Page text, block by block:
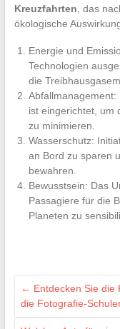
Kreuzfahrten , das
ökologische
Energie und
Technologien
die
Abfallmanagement:
ist eingerichtet, um
zu minimieren.
Wasserschutz:
an Bord zu sparen
bewahren.
Bewusstsein: Das
Passagiere für die
Planeten zu
← Entdecken Sie die
die Fotografie-